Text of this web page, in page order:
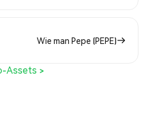
Wie man Pepe (PEPE)
Assets >